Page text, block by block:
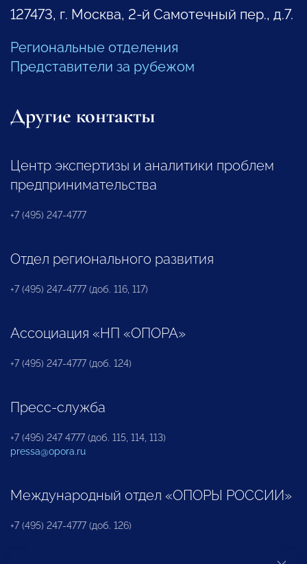
127473, г. Москва, 2-й Самотечный пер., д.7.
Региональные отделения
Представители за рубежом
Другие контакты
Центр экспертизы и аналитики проблем
предпринимательства
+7 (495) 247-4777
Отдел регионального развития
+7 (495) 247-4777 (доб. 116, 117)
Ассоциация «НП «ОПОРА»
+7 (495) 247-4777 (доб. 124)
Пресс-служба
+7 (495) 247 4777 (доб. 115, 114, 113)
pressa@opora.ru
Международный отдел «ОПОРЫ РОССИИ»
+7 (495) 247-4777 (доб. 126)